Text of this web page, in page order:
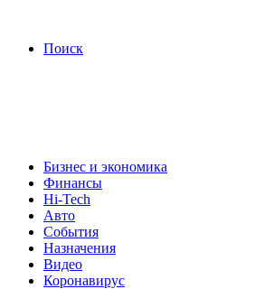
Поиск
Бизнес и экономика
Финансы
Hi-Tech
Авто
События
Назначения
Видео
Коронавирус